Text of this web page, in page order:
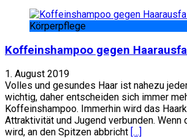
Körperpflege
Koffeinshampoo gegen
1. August 2019
Volles und gesundes Haar ist nahezu
wichtig, daher entscheiden sich immer
Koffeinshampoo. Immerhin wird das
Attraktivität und Jugend verbunden. Wenn
wird, an den Spitzen abbricht […]